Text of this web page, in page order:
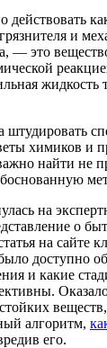
действовать
и
— это
жидкость
штудировать
химиков и
найти не
на
о
на сайте
доступно
и какие
алгоритм,
его.